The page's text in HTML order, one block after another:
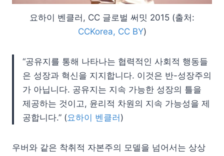
요하이 벤클러, CC 글로벌 써밋 2015 (출처:
CCKorea, CC BY)
“공유지를 통해 나타나는 협력적인 사회적 행동들
은 성장과 혁신을 지지합니다. 이것은 반-성장주의
가 아닙니다. 공유지는 지속 가능한 성장의 틀을
제공하는 것이고, 윤리적 차원의 지속 가능성을 제
공합니다.” (요하이 벤클러 )
우버와 같은 착취적 자본주의 모델을 넘어서는 상상